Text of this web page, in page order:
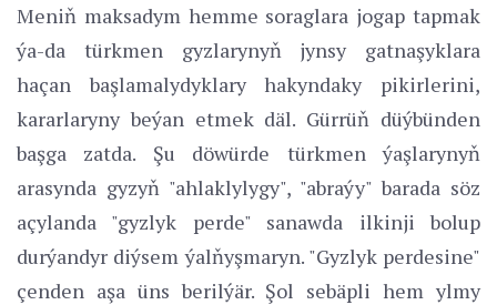
Meniň maksadym hemme soraglara jogap tapmak
ýa-da türkmen gyzlarynyň jynsy gatnaşyklara
haçan başlamalydyklary hakyndaky pikirlerini,
kararlaryny beýan etmek däl. Gürrüň düýbünden
başga zatda. Şu döwürde türkmen ýaşlarynyň
arasynda gyzyň "ahlaklylygy", "abraýy" barada söz
açylanda "gyzlyk perde" sanawda ilkinji bolup
durýandyr diýsem ýalňyşmaryn. "Gyzlyk perdesine"
çenden aşa üns berilýär. Şol sebäpli hem ylmy